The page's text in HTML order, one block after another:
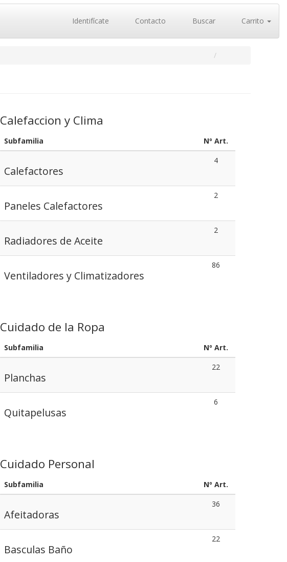
Identifícate Contacto Buscar Carrito
Calefaccion y Clima
Subfamilia Nº Art.
Calefactores
4
Paneles Calefactores
2
Radiadores de Aceite
2
Ventiladores y Climatizadores
86
Cuidado de la Ropa
Subfamilia Nº Art.
Planchas
22
Quitapelusas
6
Cuidado Personal
Subfamilia Nº Art.
Afeitadoras
36
Basculas Baño
22